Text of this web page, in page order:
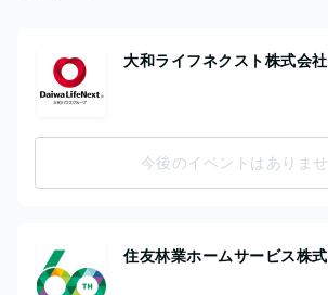
大和ライフネクスト株式会社
今後のイベントはありま
住友林業ホームサービス株